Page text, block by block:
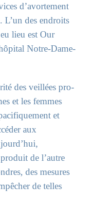
d’avortement
L’un des endroits
lieu est Our
Notre-Dame-
des veillées pro-
et les femmes
et
aux
de l’autre
des mesures
de telles